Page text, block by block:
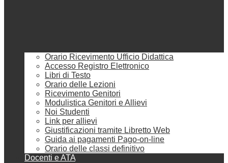
Orario Ricevimento Ufficio Didattica
Accesso Registro Elettronico
Libri di Testo
Orario delle Lezioni
Ricevimento Genitori
Modulistica Genitori e Allievi
Noi Studenti
Link per allievi
Giustificazioni tramite Libretto Web
Guida ai pagamenti Pago-on-line
Orario delle classi definitivo
Docenti e ATA